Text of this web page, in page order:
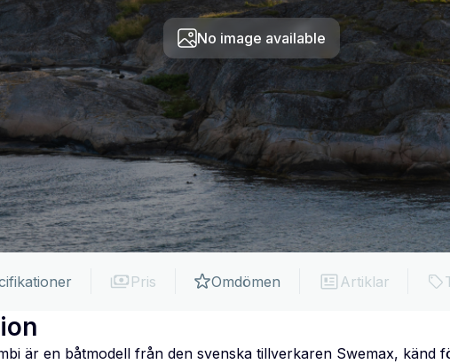
No image available
Pris Omdömen Artiklar
är en båtmodell från den svenska tillverkaren Swemax, känd